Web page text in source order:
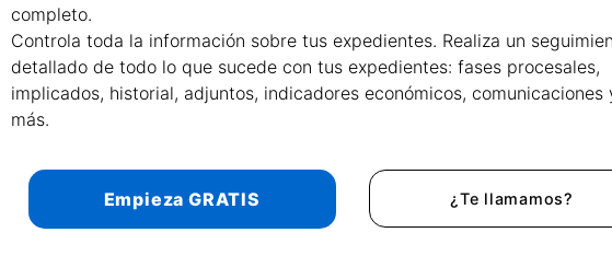
completo.
Controla toda la información sobre tus expedientes. Realiza un
detallado de todo lo que sucede con tus expedientes: fases procesales,
implicados, historial, adjuntos, indicadores económicos, comunicaciones
más.
Empieza GRATIS ¿Te llamamos?